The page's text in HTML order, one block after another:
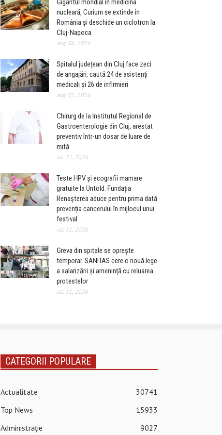
Gigantul mondial în medicina
nucleară, Curium se extinde în
România și deschide un ciclotron la
Cluj-Napoca
aug. 06, 2026
Spitalul județean din Cluj face zeci
de angajări, caută 24 de asistenți
medicali și 26 de infirmieri
aug. 05, 2026
Chirurg de la Institutul Regional de
Gastroenterologie din Cluj, arestat
preventiv într-un dosar de luare de
mită
iul. 31, 2026
Teste HPV și ecografii mamare
gratuite la Untold. Fundația
Renașterea aduce pentru prima dată
prevenția cancerului în mijlocul unui
festival
iul. 31, 2026
Greva din spitale se oprește
temporar. SANITAS cere o nouă lege
a salarizării și amenință cu reluarea
protestelor
iul. 31, 2026
CATEGORII POPULARE
Actualitate
30741
Top News
15933
Administrație
9027